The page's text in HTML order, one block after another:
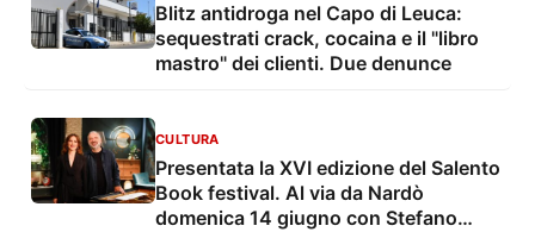
Blitz antidroga nel Capo di Leuca:
sequestrati crack, cocaina e il "libro
mastro" dei clienti. Due denunce
CULTURA
Presentata la XVI edizione del Salento
Book festival. Al via da Nardò
domenica 14 giugno con Stefano